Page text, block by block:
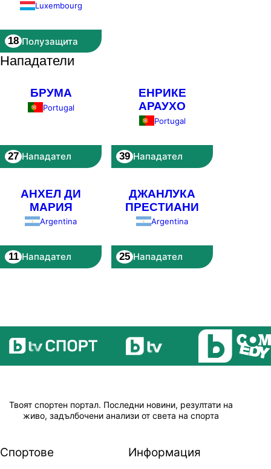
Luxembourg
18 Полузащита
Нападатели
БРУМА
Portugal
27 Нападател
ЕНРИКЕ
АРАУХО
Portugal
39 Нападател
АНХЕЛ ДИ
МАРИЯ
Argentina
11 Нападател
ДЖАНЛУКА
ПРЕСТИАНИ
Argentina
25 Нападател
Твоят спортен портал. Последни новини, резултати на
живо, задълбочени анализи от света на спорта
Спортове Информация